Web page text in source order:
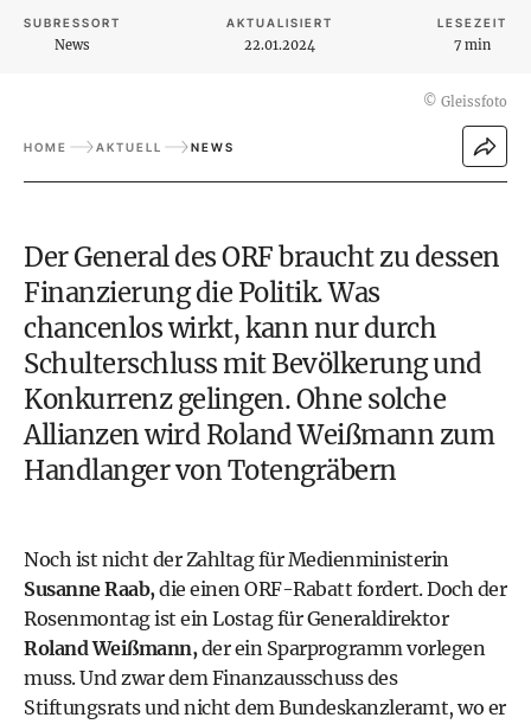
SUBRESSORT
News
AKTUALISIERT
22.01.2024
LESEZEIT
7 min
© Gleissfoto
HOME AKTUELL NEWS
Der General desORFbraucht zu dessen
Finanzierung die Politik. Was
chancenlos wirkt, kann nur durch
Schulterschluss mit Bevölkerung und
Konkurrenz gelingen. Ohne solche
Allianzen wird Roland Weißmannzum
Handlanger von Totengräbern
Noch ist nicht der Zahltag für Medienministerin
Susanne Raab,die einen ORF-Rabatt fordert. Doch der
Rosenmontag ist ein Lostag für Generaldirektor
Roland Weißmann,der ein Sparprogramm vorlegen
muss. Und zwar dem Finanzausschuss des
Stiftungsrats und nicht demBundeskanzleramt, wo er